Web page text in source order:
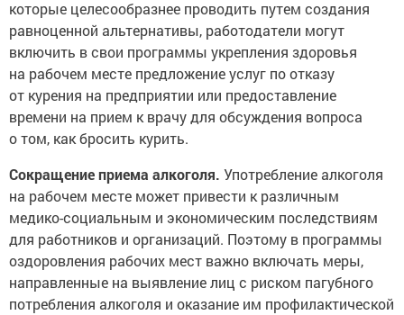
которые целесообразнее проводить путем создания
равноценной альтернативы, работодатели могут
включить в свои программы укрепления здоровья
на рабочем месте предложение услуг по отказу
от курения на предприятии или предоставление
времени на прием к врачу для обсуждения вопроса
о том, как бросить курить.
Сокращение приема алкоголя. Употребление алкоголя
на рабочем месте может привести к различным
медико-социальным и экономическим последствиям
для работников и организаций. Поэтому в программы
оздоровления рабочих мест важно включать меры,
направленные на выявление лиц с риском пагубного
потребления алкоголя и оказание им профилактической